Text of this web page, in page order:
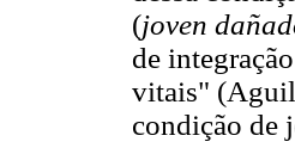
(joven
de
vitais"
condição de